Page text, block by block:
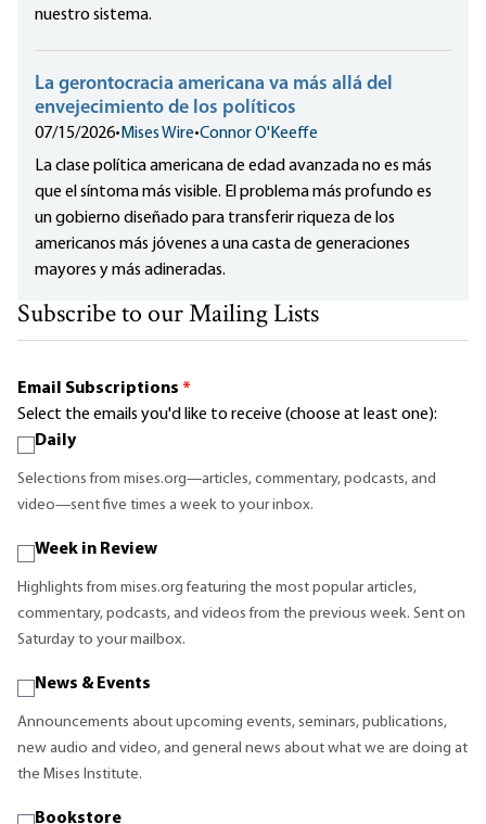
nuestro sistema.
La gerontocracia americana va más allá del
envejecimiento de los políticos
07/15/2026• Mises Wire•Connor O'Keeffe
La clase política americana de edad avanzada no es más
que el síntoma más visible. El problema más profundo es
un gobierno diseñado para transferir riqueza de los
americanos más jóvenes a una casta de generaciones
mayores y más adineradas.
Subscribe to our Mailing Lists
Email Subscriptions *
Select the emails you'd like to receive (choose at least one):
Daily
Selections from mises.org—articles, commentary, podcasts, and
video—sent five times a week to your inbox.
Week in Review
Highlights from mises.org featuring the most popular articles,
commentary, podcasts, and videos from the previous week. Sent on
Saturday to your mailbox.
News & Events
Announcements about upcoming events, seminars, publications,
new audio and video, and general news about what we are doing at
the Mises Institute.
Bookstore